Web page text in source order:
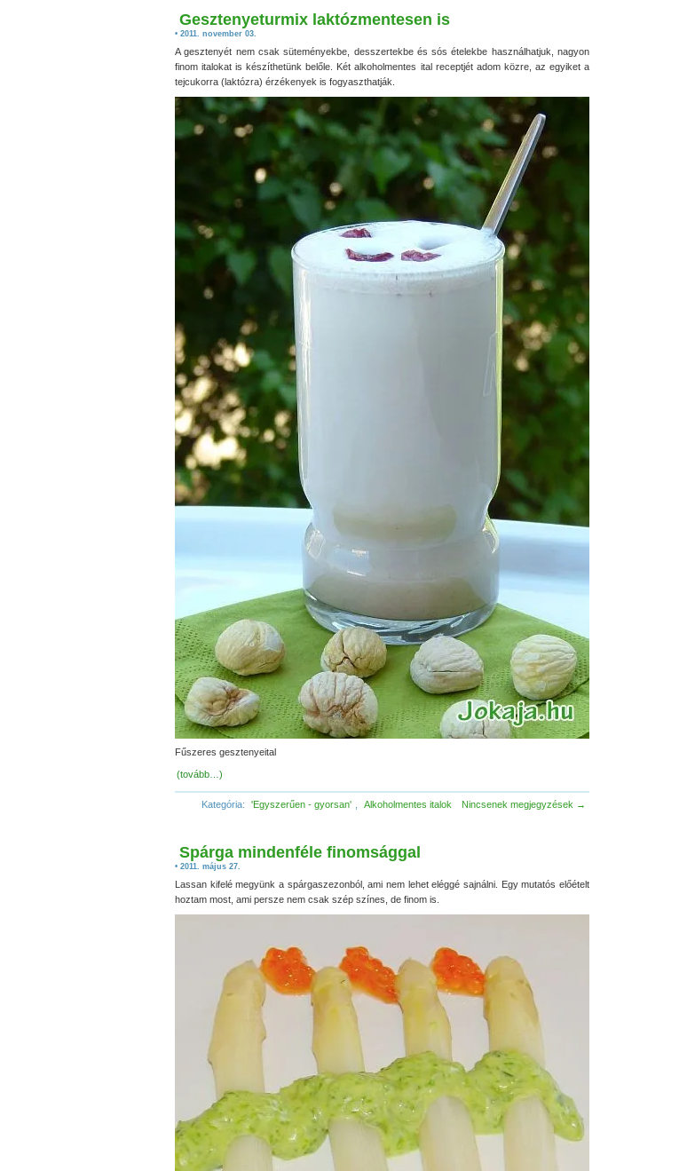
Gesztenyeturmix laktózmentesen is
• 2011. november 03.
A gesztenyét nem csak süteményekbe, desszertekbe és sós ételekbe használhatjuk, nagyon
finom italokat is készíthetünk belőle. Két alkoholmentes ital receptjét adom közre, az egyiket a
tejcukorra (laktózra) érzékenyek is fogyaszthatják.
Fűszeres gesztenyeital
(tovább…)
Kategória: 'Egyszerűen - gyorsan' Alkoholmentes italok Nincsenek megjegyzések →
Spárga mindenféle finomsággal
• 2011. május 27.
Lassan kifelé megyünk a spárgaszezonból, ami nem lehet eléggé sajnálni. Egy mutatós előételt
hoztam most, ami persze nem csak szép színes, de finom is.